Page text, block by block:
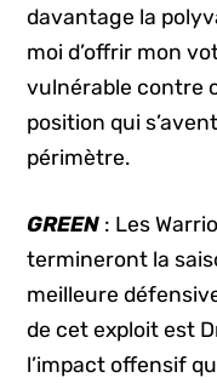
davantage la
moi d’offrir mon
vulnérable contre
position qui
périmètre.
GREEN : Les
termineront la
meilleure
de cet exploit est
l’impact offensif